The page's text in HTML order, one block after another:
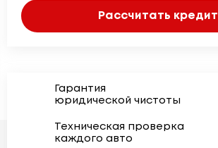
Рассчитать кредит
Гарантия
юридической чистоты
Техническая проверка
каждого авто